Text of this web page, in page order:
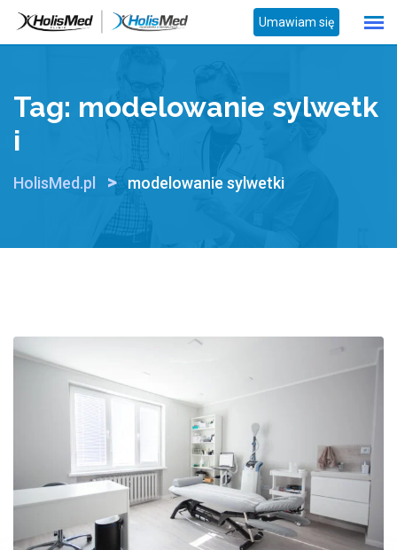
Skip
Umawiam się
Tag: modelowanie sylwetk
i
HolisMed.pl > modelowanie sylwetki